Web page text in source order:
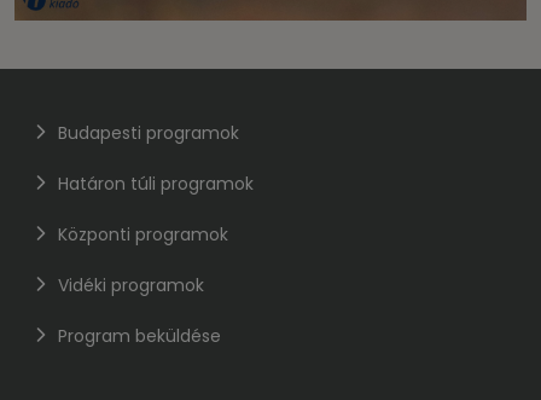
Budapesti programok
Határon túli programok
Központi programok
Vidéki programok
Program beküldése